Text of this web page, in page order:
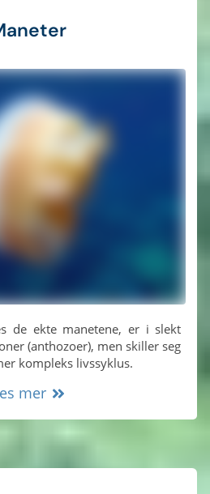
de ekte manetene, er i slekt
(anthozoer), men skiller seg
kompleks livssyklus.
mer